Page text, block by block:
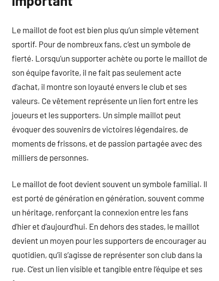
Le maillot de foot est bien plus qu’un simple vêtement
sportif. Pour de nombreux fans, c’est un symbole de
fierté. Lorsqu’un supporter achète ou porte le maillot de
son équipe favorite, il ne fait pas seulement acte
d’achat, il montre son loyauté envers le club et ses
valeurs. Ce vêtement représente un lien fort entre les
joueurs et les supporters. Un simple maillot peut
évoquer des souvenirs de victoires légendaires, de
moments de frissons, et de passion partagée avec des
milliers de personnes.
Le maillot de foot devient souvent un symbole familial. Il
est porté de génération en génération, souvent comme
un héritage, renforçant la connexion entre les fans
d’hier et d’aujourd’hui. En dehors des stades, le maillot
devient un moyen pour les supporters de encourager au
quotidien, qu’il s’agisse de représenter son club dans la
rue. C’est un lien visible et tangible entre l’équipe et ses